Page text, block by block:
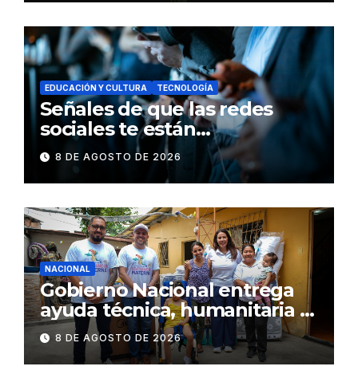
EDUCACIÓN Y CULTURA TECNOLOGÍA
Señales de que las redes
sociales te están
consumiendo
8 DE AGOSTO DE 2026
NACIONAL
Gobierno Nacional entrega
ayuda técnica, humanitaria y
Bono Joaquín Gallegos Lara a
familia en situación de
vulnerabilidad
8 DE AGOSTO DE 2026